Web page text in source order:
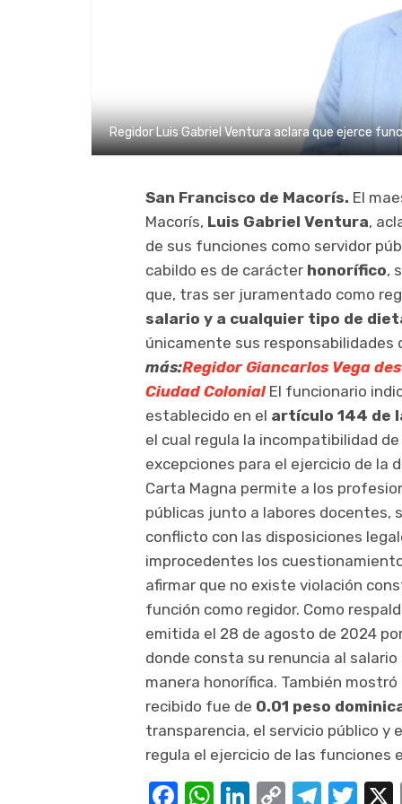
Regidor Luis Gabriel Ventura aclara que ejerce
San Francisco de Macorís. El
Macorís, Luis Gabriel Ventura,
de sus funciones como servidor
cabildo es de carácter honorífico,
que, tras ser juramentado como
salario y a cualquier tipo de
únicamente sus
más:Regidor Giancarlos Vega
Ciudad Colonial El funcionario
establecido en el artículo 144 de
el cual regula la incompatibilidad
excepciones para el ejercicio de la
Carta Magna permite a los
públicas junto a labores docentes,
conflicto con las disposiciones
improcedentes los
afirmar que no existe violación
función como regidor. Como
emitida el 28 de agosto de 2024
donde consta su renuncia al
manera honorífica. También
recibido fue de 0.01 peso
transparencia, el servicio público y
regula el ejercicio de las funciones
Facebook
WhatsApp
LinkedIn
Copy